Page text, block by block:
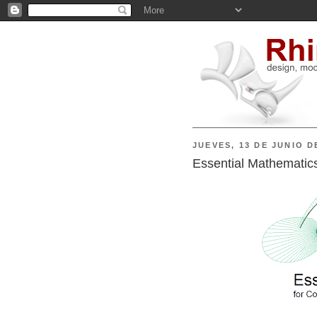
JUEVES, 13 DE JUNIO
Essential